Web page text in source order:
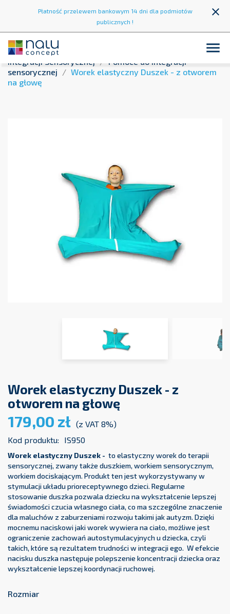
Płatność przelewem bankowym 14 dni dla podmiotów
publicznych !
close

Strona główna
Sprzęt do
Integracji Sensorycznej
Pomoce do integracji
sensorycznej
Worek elastyczny Duszek - z otworem
na głowę
Worek elastyczny Duszek - z
otworem na głowę
179,00 zł (z VAT 8%)
Kod produktu:
IS950
Worek elastyczny Duszek - to elastyczny worek do terapii
sensorycznej, zwany także duszkiem, workiem sensorycznym,
workiem dociskającym. Produkt ten jest wykorzystywany w
stymulacji układu prioreceptywnego dzieci. Regularne
stosowanie duszka pozwala dziecku na wykształcenie lepszej
świadomości czucia własnego ciała, co ma szczególne znaczenie
dla maluchów z zaburzeniami rozwoju takimi jak autyzm. Dzięki
mocnemu naciskowi jaki worek wywiera na ciało, możliwe jest
ograniczenie zachowań autostymulacyjnych u dziecka, czyli
takich, które są rezultatem trudności w integracji ego. W efekcie
nacisku duszka następuje polepszenie koncentracji dziecka oraz
wykształcenie lepszej koordynacji ruchowej.
Rozmiar